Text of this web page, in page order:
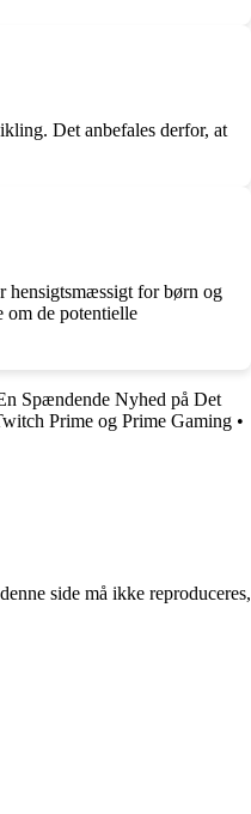
Det anbefales derfor, at
hensigtsmæssigt for børn og
om de potentielle
Spændende Nyhed på Det
Prime og Prime Gaming •
side må ikke reproduceres,